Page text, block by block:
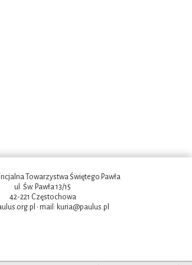
Towarzystwa Świętego Pawła
ul. Św. Pawła 13/15
42-221 Częstochowa
• mail: kuria@paulus.pl